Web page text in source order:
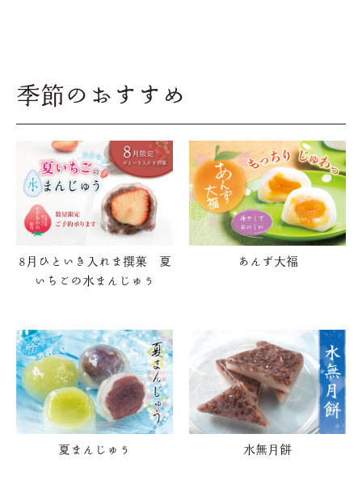
季節のおすすめ
8月ひといき入れま撰菓 夏
いちごの水まんじゅう
あんず大福
夏まんじゅう 水無月餅